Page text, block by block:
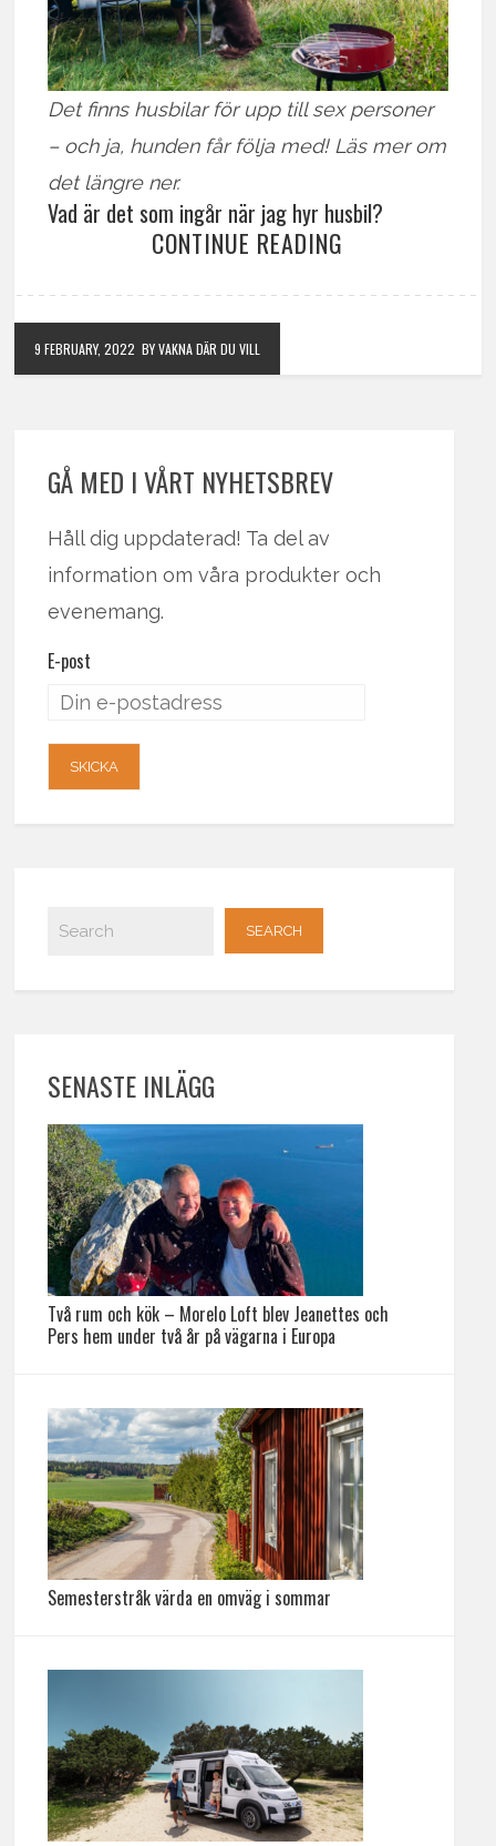
Det finns husbilar för upp till sex personer
– och ja, hunden får följa med! Läs mer om
det längre ner.
Vad är det som ingår när jag hyr husbil?
CONTINUE READING
9 FEBRUARY, 2022 BY VAKNA DÄR DU VILL
GÅ MED I VÅRT NYHETSBREV
Håll dig uppdaterad! Ta del av
information om våra produkter och
evenemang.
E-post
SENASTE INLÄGG
Två rum och kök – Morelo Loft blev Jeanettes och
Pers hem under två år på vägarna i Europa
Semesterstråk värda en omväg i sommar